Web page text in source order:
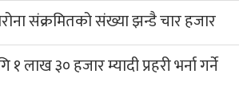
संक्रमितको संख्या झन्डै चार हजार
१ लाख ३० हजार म्यादी प्रहरी भर्ना गर्ने